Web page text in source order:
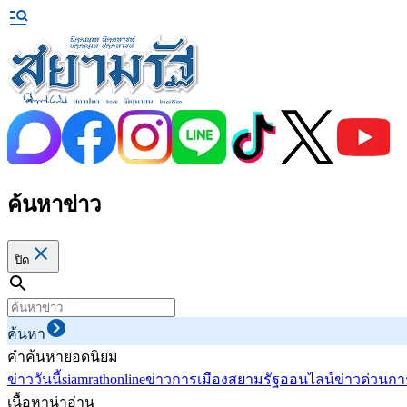
ค้นหาข่าว
ปิด
ค้นหา
คำค้นหายอดนิยม
ข่าววันนี้siamrathonlineข่าวการเมืองสยามรัฐออนไลน์ข่าวด่วนก
เนื้อหาน่าอ่าน